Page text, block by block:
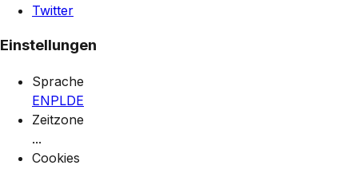
Twitter
Einstellungen
Sprache
ENPLDE
Zeitzone
...
Cookies